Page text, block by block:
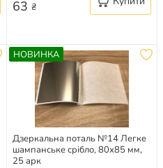
63 ₴
НОВИНКА
Дзеркальна поталь №14 Легке
шампанське срібло, 80х85 мм,
25 арк